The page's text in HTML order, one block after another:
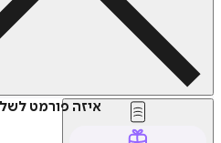
איזה פורמט לשלוח